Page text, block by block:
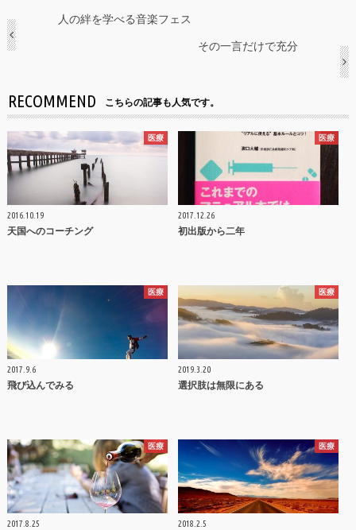
人の絆を学べる音楽フェス
その一言だけで充分
RECOMMEND こちらの記事も人気です。
医療
2016.10.19
天国へのコーチング
医療
2017.12.26
初出版から二年
医療
2017.9.6
飛び込んでみる
医療
2019.3.20
選択肢は無限にある
医療
2017.8.25
医療
2018.2.5